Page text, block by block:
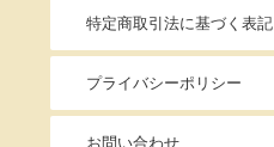
特定商取引法に基づく表記
プライバシーポリシー
お問い合わせ